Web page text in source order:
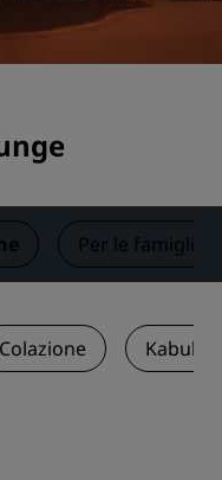
Per le famiglie
Colazione Kabuki